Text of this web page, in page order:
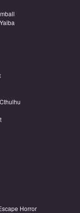
Horror